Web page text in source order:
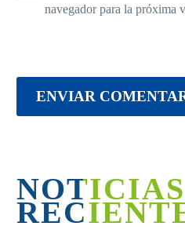
navegador para la próxima
ENVIAR
NOTICIAS